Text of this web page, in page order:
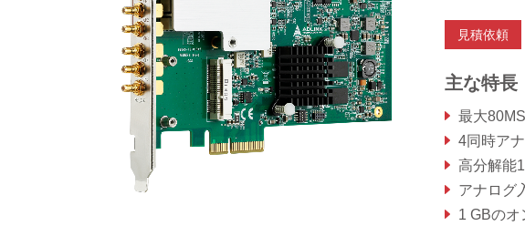
見積依頼
主な特長
最大
4同時ア
高分解能
アナログ
1 GBのオ